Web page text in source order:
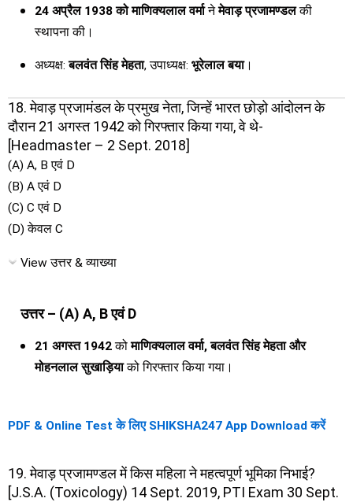
24 अप्रैल 1938 को माणिक्यलाल वर्मानेमेवाड़ प्रजामण्डलकी
स्थापना की।
अध्यक्ष:बलवंत सिंह मेहता, उपाध्यक्ष: भूरेलाल बया।
18. मेवाड़ प्रजामंडल के प्रमुख नेता, जिन्हें भारत छोड़ो आंदोलन के
दौरान 21 अगस्त 1942 को गिरफ्तार किया गया, वे थे-
[Headmaster – 2 Sept. 2018]
(A) A, B एवं D
(B) A एवं D
(C) C एवं D
(D) केवल C
View उत्तर & व्याख्या
उत्तर – (A) A, B एवं D
21 अगस्त 1942कोमाणिक्यलाल वर्मा, बलवंत सिंह मेहता और
मोहनलाल सुखाड़ियाको गिरफ्तार किया गया।
PDF & Online Test के लिए SHIKSHA247 App Download करें
19. मेवाड़ प्रजामण्डल में किस महिला ने महत्वपूर्ण भूमिका निभाई?
[J.S.A. (Toxicology) 14 Sept. 2019, PTI Exam 30 Sept.